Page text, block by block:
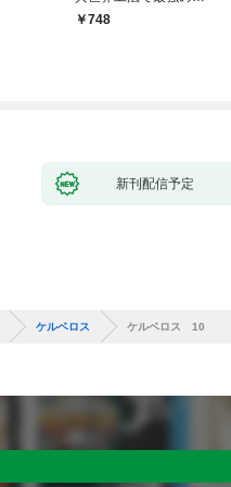
づくりを（コミック）
748
新刊配信予定
ケルベロス ケルベロス 10